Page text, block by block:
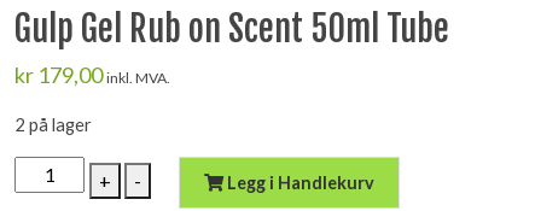
Gulp Gel Rub on Scent 50ml Tube
kr 179,00 inkl. MVA.
2 på lager
+
Gulp
Gel
- Legg i Handlekurv